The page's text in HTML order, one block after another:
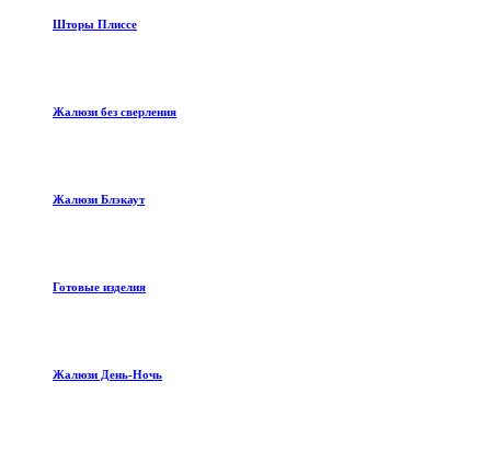
Шторы Плиссе
Жалюзи без сверления
Жалюзи Блэкаут
Готовые изделия
Жалюзи День-Ночь